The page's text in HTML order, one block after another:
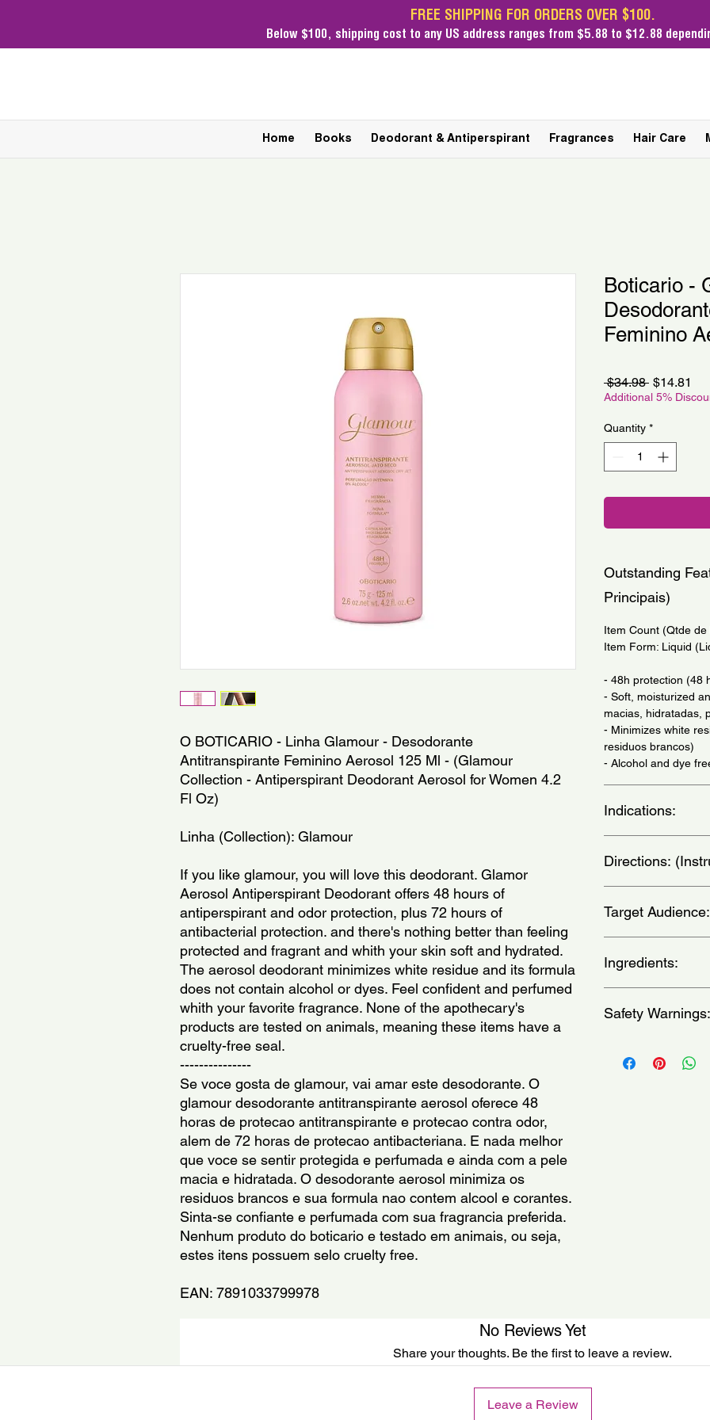
FREE SHIPPING FOR ORDERS OVER $100.
Below $100, shipping cost to any US address ranges from $5.88 to $12.88
Home Books Deodorant & Antiperspirant Fragrances Hair Care
O BOTICARIO - Linha Glamour - Desodorante
Antitranspirante Feminino Aerosol 125 Ml - (Glamour
Collection - Antiperspirant Deodorant Aerosol for Women 4.2
Fl Oz)
Linha (Collection): Glamour
If you like glamour, you will love this deodorant. Glamor
Aerosol Antiperspirant Deodorant offers 48 hours of
antiperspirant and odor protection, plus 72 hours of
antibacterial protection. and there's nothing better than feeling
protected and fragrant and whith your skin soft and hydrated.
The aerosol deodorant minimizes white residue and its formula
does not contain alcohol or dyes. Feel confident and perfumed
whith your favorite fragrance. None of the apothecary's
products are tested on animals, meaning these items have a
cruelty-free seal.
---------------
Se voce gosta de glamour, vai amar este desodorante. O
glamour desodorante antitranspirante aerosol oferece 48
horas de protecao antitranspirante e protecao contra odor,
alem de 72 horas de protecao antibacteriana. E nada melhor
que voce se sentir protegida e perfumada e ainda com a pele
macia e hidratada. O desodorante aerosol minimiza os
residuos brancos e sua formula nao contem alcool e corantes.
Sinta-se confiante e perfumada com sua fragrancia preferida.
Nenhum produto do boticario e testado em animais, ou seja,
estes itens possuem selo cruelty free.
EAN: 7891033799978
Boticario -
Feminino
$34.98 Regular
Price
$14.81
Additional 5%
Quantity *
Outstanding
Principais)
Item Count (Qtde de
Item Form: Liquid
- 48h protection (48
- Soft, moisturized
macias, hidratadas,
- Minimizes white
residuos brancos)
- Alcohol and dye
Indications:
Directions:
locks. Spray the
antes de usar e
imediatamente o
Target Audience:
Ingredients:
Dimethicone,
Coumarin,
Safety Warnings:
puncture or
No Reviews Yet
Share your thoughts. Be the first to leave a review.
Leave a Review